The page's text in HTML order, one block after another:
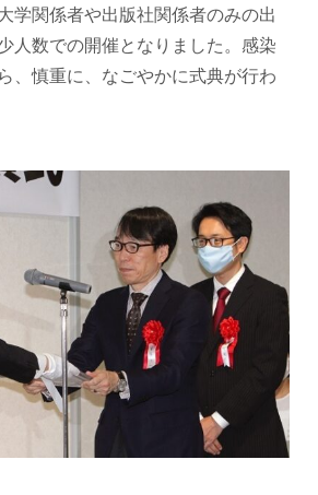
学関係者や出版社関係者のみの出
人数での開催となりました。感染
、慎重に、なごやかに式典が行わ